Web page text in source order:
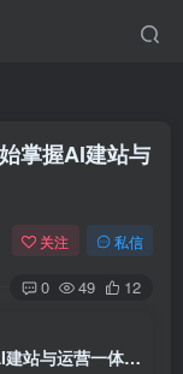
掌握AI建站与
关注 私信
0 49 12
AI外贸独立站搭建实战课：从零开始掌握AI建站与运营一体化流程